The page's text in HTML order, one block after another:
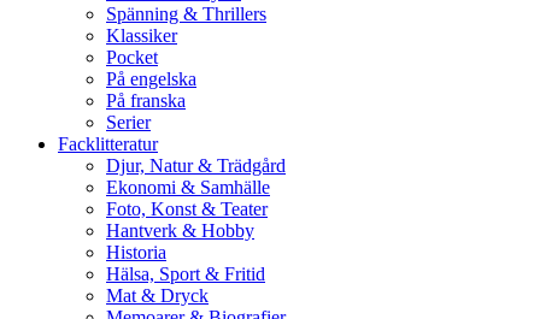
Spänning & Thrillers
Klassiker
Pocket
På engelska
På franska
Serier
Facklitteratur
Djur, Natur & Trädgård
Ekonomi & Samhälle
Foto, Konst & Teater
Hantverk & Hobby
Historia
Hälsa, Sport & Fritid
Mat & Dryck